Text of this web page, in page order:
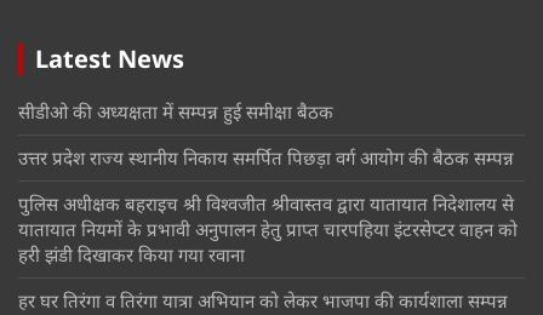
Latest News
सीडीओ की अध्यक्षता में सम्पन्न हुई समीक्षा बैठक
उत्तर प्रदेश राज्य स्थानीय निकाय समर्पित पिछड़ा वर्ग आयोग की बैठक सम्पन्न
पुलिस अधीक्षक बहराइच श्री विश्वजीत श्रीवास्तव द्वारा यातायात निदेशालय से
यातायात नियमों के प्रभावी अनुपालन हेतु प्राप्त चारपहिया इंटरसेप्टर वाहन को
हरी झंडी दिखाकर किया गया रवाना
हर घर तिरंगा व तिरंगा यात्रा अभियान को लेकर भाजपा की कार्यशाला सम्पन्न